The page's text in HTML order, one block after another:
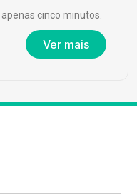
cinco minutos.
Ver mais